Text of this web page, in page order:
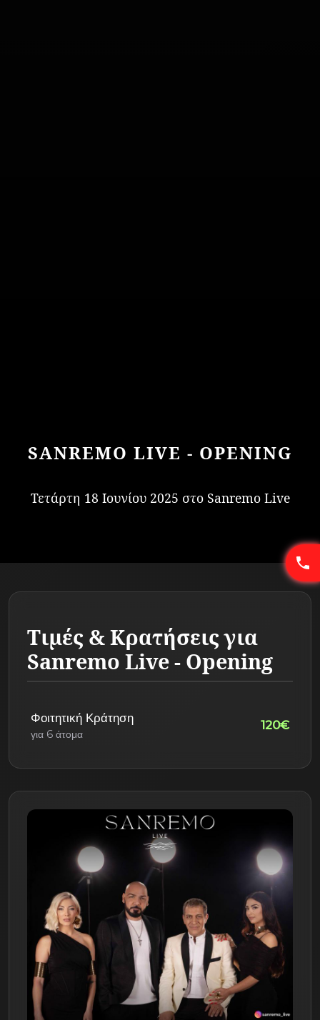
SANREMO LIVE - OPENING
Τετάρτη 18 Ιουνίου 2025 στο Sanremo Live
Τιμές & Κρατήσεις για
Sanremo Live - Opening
Φοιτητική Κράτηση
για 6 άτομα
120€